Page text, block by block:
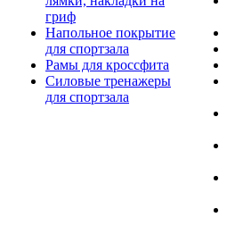
гриф
Напольное покрытие
для спортзала
Рамы для кроссфита
Силовые тренажеры
для спортзала